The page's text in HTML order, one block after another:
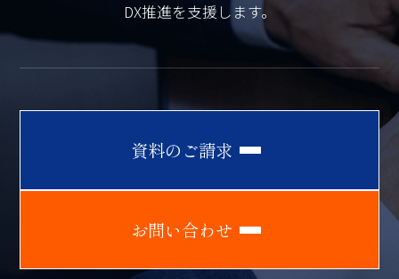
DX推進を支援します。
資料の ご請求
お問い合わせ